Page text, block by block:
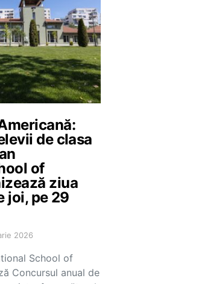
de clasa
of
ziua
joi, pe 29
2026
School of
Concursul anual de